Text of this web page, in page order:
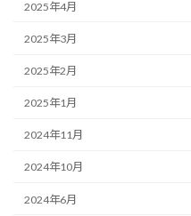
2025年4月
2025年3月
2025年2月
2025年1月
2024年11月
2024年10月
2024年6月